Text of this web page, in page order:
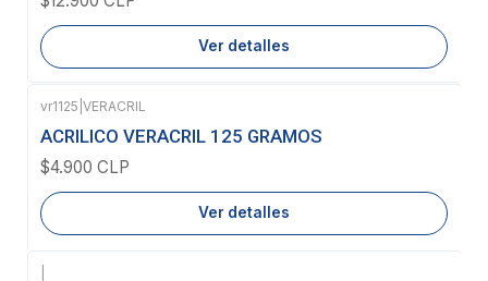
Ver detalles
Agotado
vr1125 VERACRIL
ACRILICO VERACRIL 125 GRAMOS
$4.900 CLP
Ver detalles